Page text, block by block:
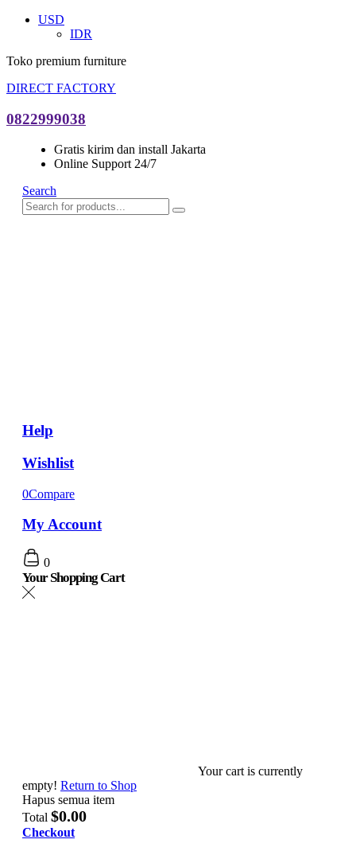
USD
IDR
Toko premium furniture
DIRECT FACTORY
0822999038
Gratis kirim dan install Jakarta
Online Support 24/7
Search
Help
Wishlist
0Compare
My Account
0
Your Shopping Cart
Your cart is currently
empty! Return to Shop
Hapus semua item
Total $0.00
Checkout